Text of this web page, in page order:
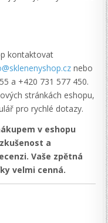
kontaktovat
nebo
a +420 731 577 450.
stránkách eshopu,
pro rychlé dotazy.
v eshopu
a
Vaše zpětná
velmi cenná.